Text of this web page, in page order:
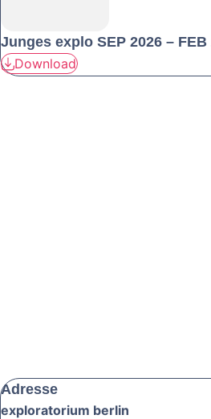
Junges explo SEP 2026 – FEB
Download
Adresse
exploratorium berlin